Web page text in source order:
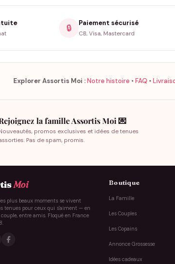
🔒 Paiement sécurisé
CB, Visa, Mastercard
Explorer Assortis Moi :Notre histoire • FAQ •
la famille Assortis Moi 💌
promos exclusives et idées de tenues
Pas de spam, promis.
Moi
plus beaux moments se vivent
tenues pour ceux qui s'aiment — en
entre amis. Floqué en France
Boutique
La Famille
Les Couples
Les Copains
Annonce Grossesse
Idées cadeaux